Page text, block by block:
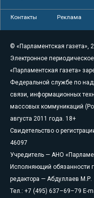
Контакты Реклама
© «Парламентская газета»,
Электронное
«Парламентская газета»
Федеральной службе по
связи, информационных
массовых коммуникаций
августа 2011 года. 18+
Свидетельство о
46097
Учредитель — АНО
Исполняющий обязанности
редактора — Абдуллаев М.Р.
Тел.: +7 (495) 637–69–79 E-